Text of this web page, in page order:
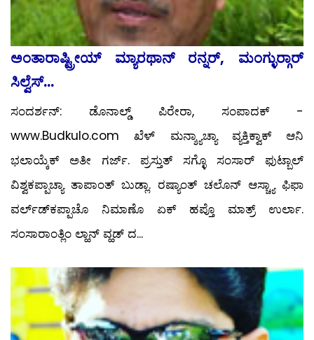
ಅಂತಾರಾಷ್ಟ್ರೀಯ್ ಮ್ಯಾರಥಾನ್ ರನ್ನರ್, ಮಂಗ್ಳುರ್‍ಗಾರ್
ಸಿಲ್ವೆಸ್...
ಸಂದರ್ಶನ್: ಡೊನಾಲ್ಡ್ ಪಿರೇರಾ, ಸಂಪಾದಕ್ -
www.Budkulo.com ಖೆಳ್ ಮನ್ಶ್ಯಾಚ್ಯಾ ವ್ಯಕ್ತಿಕ್ವಾಕ್ ಆನಿ
ಭಲಾಯ್ಕೆಕ್ ಅತೀ ಗರ್ಜ್. ಪ್ರಸ್ತುತ್ ಸಗ್ಳೊ ಸಂಸಾರ್ ಫುಟ್ಬಾಲ್
ವಿಶ್ವಕಪ್ಪಾಚ್ಯಾ ತಾಪಾಂತ್ ಬುಡ್ಲಾ. ರಷ್ಯಾಂತ್ ಚಲೊನ್ ಆಸ್ಚ್ಯಾ ಫಿಫಾ
ವರ್ಲ್ಡ್‍ಕಪ್ಪಾಚೊ ನಿಮಾಣೊ ಏಕ್ ಹಪ್ತೊ ಮಾತ್ರ್ ಉರ್ಲಾ.
ಸಂಸಾರಾಂತ್ಲಿಂ ಲ್ಹಾನ್ ವ್ಹಡ್ ದ...